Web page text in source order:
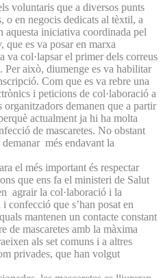
voluntaris que a diversos punts
o en negocis dedicats al tèxtil, a
aquesta iniciativa coordinada pel
que es va posar en marxa
va col·lapsar el primer dels correus
Per això, diumenge es va habilitar
Com que es va rebre una
i peticions de col·laboració a
demanen que a partir
actualment ja hi ha molta
de mascaretes. No obstant
més endavant la
el més important és respectar
que ens fa el ministeri de Salut
agrair la col·laboració i la
confecció que s’han posat en
mantenen un contacte constant
de mascaretes amb la màxima
als set comuns i a altres
privades, que han volgut